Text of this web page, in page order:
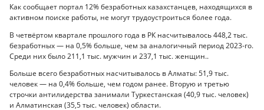
Как сообщает портал 12% безработных казахстанцев, находящихся в
активном поиске работы, не могут трудоустроиться более года.
В четвёртом квартале прошлого года в РК насчитывалось 448,2 тыс.
безработных — на 0,5% больше, чем за аналогичный период 2023-го.
Среди них было 211,1 тыс. мужчин и 237,1 тыс. женщин..
Больше всего безработных насчитывалось в Алматы: 51,9 тыс.
человек — на 0,4% больше, чем годом ранее. Вторую и третью
строчки антилидерства занимали Туркестанская (40,9 тыс. человек)
и Алматинская (35,5 тыс. человек) области.